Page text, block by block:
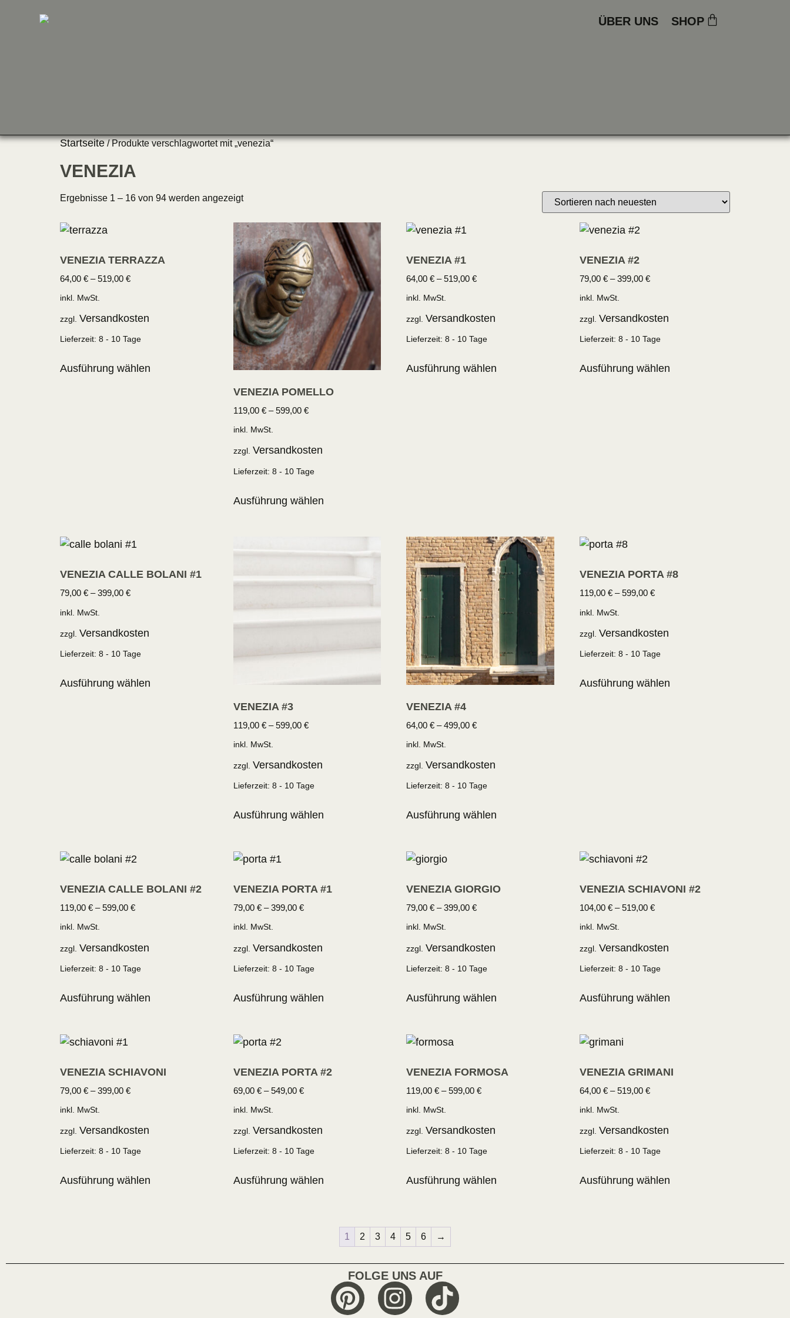
ÜBER UNS SHOP
Startseite/ Produkte verschlagwortet mit „venezia“
VENEZIA
Ergebnisse 1 – 16 von 94 werden angezeigt
VENEZIA TERRAZZA
64,00 € –519,00 €
inkl. MwSt.
zzgl. Versandkosten
Lieferzeit: 8 - 10 Tage
Ausführung wählen
VENEZIA POMELLO
119,00 €–599,00 €
inkl. MwSt.
zzgl. Versandkosten
Lieferzeit: 8 - 10 Tage
Ausführung wählen
VENEZIA #1
64,00€ –519,00€
inkl. MwSt.
zzgl.Versandkosten
Lieferzeit:8 - 10 Tage
Ausführung wählen
VENEZIA #2
79,00€ –399,00€
inkl. MwSt.
zzgl.Versandkosten
Lieferzeit:8 - 10 Tage
Ausführung wählen
VENEZIA CALLE BOLANI #1
79,00 € –399,00 €
inkl. MwSt.
zzgl. Versandkosten
Lieferzeit: 8 - 10 Tage
Ausführung wählen
VENEZIA #3
119,00 €–599,00 €
inkl. MwSt.
zzgl. Versandkosten
Lieferzeit: 8 - 10 Tage
Ausführung wählen
VENEZIA #4
64,00€ –499,00€
inkl. MwSt.
zzgl.Versandkosten
Lieferzeit:8 - 10 Tage
Ausführung wählen
VENEZIA PORTA #8
119,00€ –599,00€
inkl. MwSt.
zzgl.Versandkosten
Lieferzeit:8 - 10 Tage
Ausführung wählen
VENEZIA CALLE BOLANI #2
119,00 € –599,00 €
inkl. MwSt.
zzgl. Versandkosten
Lieferzeit: 8 - 10 Tage
Ausführung wählen
VENEZIA PORTA #1
79,00 €–399,00 €
inkl. MwSt.
zzgl. Versandkosten
Lieferzeit: 8 - 10 Tage
Ausführung wählen
VENEZIA GIORGIO
79,00€ –399,00€
inkl. MwSt.
zzgl.Versandkosten
Lieferzeit:8 - 10 Tage
Ausführung wählen
VENEZIA SCHIAVONI #2
104,00€ –519,00€
inkl. MwSt.
zzgl.Versandkosten
Lieferzeit:8 - 10 Tage
Ausführung wählen
VENEZIA SCHIAVONI
79,00 € –399,00 €
inkl. MwSt.
zzgl. Versandkosten
Lieferzeit: 8 - 10 Tage
Ausführung wählen
VENEZIA PORTA #2
69,00 €–549,00 €
inkl. MwSt.
zzgl. Versandkosten
Lieferzeit: 8 - 10 Tage
Ausführung wählen
VENEZIA FORMOSA
119,00€ –599,00€
inkl. MwSt.
zzgl.Versandkosten
Lieferzeit:8 - 10 Tage
Ausführung wählen
VENEZIA GRIMANI
64,00€ –519,00€
inkl. MwSt.
zzgl.Versandkosten
Lieferzeit:8 - 10 Tage
Ausführung wählen
1 2 3 4 5 6 →
FOLGE UNS AUF